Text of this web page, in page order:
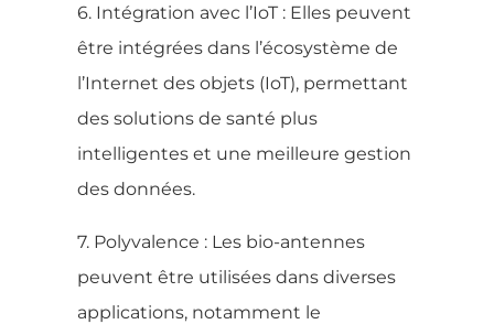
6. Intégration avec l’IoT : Elles peuvent
être intégrées dans l’écosystème de
l’Internet des objets (IoT), permettant
des solutions de santé plus
intelligentes et une meilleure gestion
des données.
7. Polyvalence : Les bio-antennes
peuvent être utilisées dans diverses
applications, notamment le